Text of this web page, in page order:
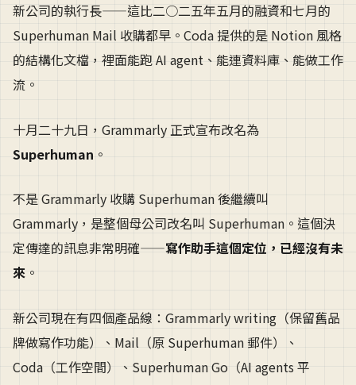
新公司的執行長——這比二○二五年五月的融資和七月的
Superhuman Mail 收購都早。Coda 提供的是 Notion 風格
的結構化文檔，裡面能跑 AI agent、能連資料庫、能做工作
流。
十月二十九日，Grammarly 正式宣布改名為
Superhuman 。
不是 Grammarly 收購 Superhuman 後繼續叫
Grammarly，是整個母公司改名叫 Superhuman。這個決
定傳達的訊息非常明確——寫作助手這個定位，已經沒有未
來 。
新公司現在有四個產品線：Grammarly writing（保留舊品
牌做寫作功能）、Mail（原 Superhuman 郵件）、
Coda（工作空間）、Superhuman Go（AI agents 平